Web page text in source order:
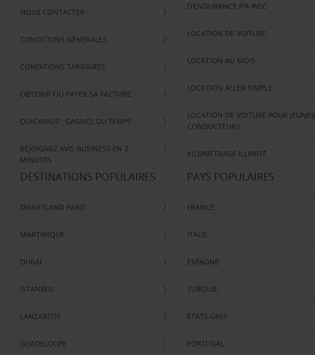
NOUS CONTACTER
CONDITIONS GÉNÉRALES
CONDITIONS TARIFAIRES
OBTENIR OU PAYER SA FACTURE
QUICKPASS : GAGNEZ DU TEMPS
REJOIGNEZ AVIS BUSINESS EN 2
MINUTES
D’ENDURANCE FIA WEC
LOCATION DE VOITURE
LOCATION AU MOIS
LOCATION ALLER SIMPLE
LOCATION DE VOITURE POUR JEUNES
CONDUCTEURS
KILOMÉTRAGE ILLIMITÉ
DESTINATIONS POPULAIRES
DISNEYLAND PARIS
MARTINIQUE
DUBAÏ
ISTANBUL
LANZAROTE
GUADELOUPE
PAYS POPULAIRES
FRANCE
ITALIE
ESPAGNE
TURQUIE
ÉTATS-UNIS
PORTUGAL